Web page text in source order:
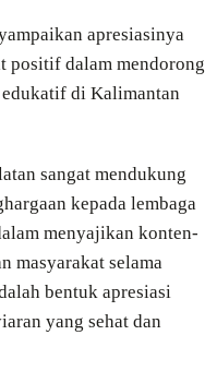
apresiasinya
positif dalam mendorong
di Kalimantan
sangat mendukung
kepada lembaga
menyajikan konten-
masyarakat selama
bentuk apresiasi
yang sehat dan